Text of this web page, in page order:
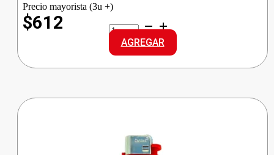
Precio mayorista (3u +)
$612
MENTHOPLUS
PASTILLA
CHERRY
cantidad
AGREGAR